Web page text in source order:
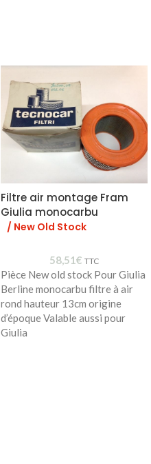
Filtre air montage Fram
Giulia monocarbu
/ New Old Stock
58,51€ TTC
Pièce New old stock Pour Giulia
Berline monocarbu filtre à air
rond hauteur 13cm origine
d’époque Valable aussi pour
Giulia